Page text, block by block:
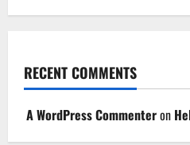
RECENT COMMENTS
A WordPress Commenteron